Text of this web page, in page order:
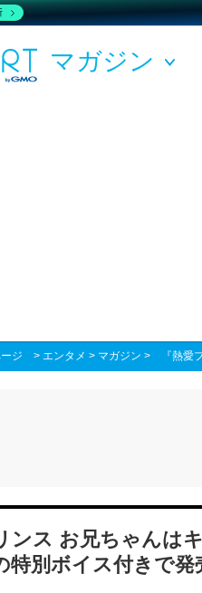
マガジン
ジ > エンタメ > マガジン > 『熱
ンス お兄ちゃんは
特別ボイス付きで発